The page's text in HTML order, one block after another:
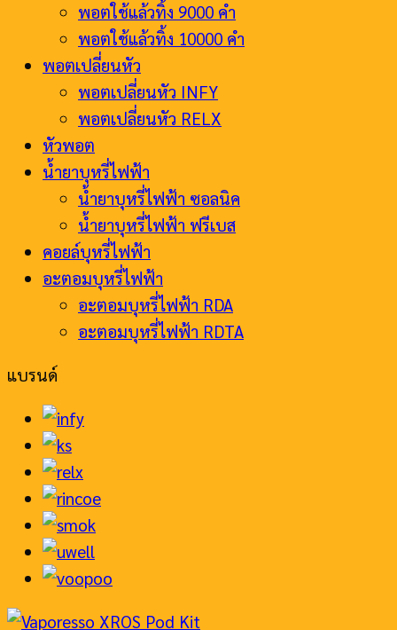
พอตใช้แล้วทิ้ง 9000 คำ
พอตใช้แล้วทิ้ง 10000 คำ
พอตเปลี่ยนหัว
พอตเปลี่ยนหัว INFY
พอตเปลี่ยนหัว RELX
หัวพอต
น้ำยาบุหรี่ไฟฟ้า
น้ำยาบุหรี่ไฟฟ้า ซอลนิค
น้ำยาบุหรี่ไฟฟ้า ฟรีเบส
คอยล์บุหรี่ไฟฟ้า
อะตอมบุหรี่ไฟฟ้า
อะตอมบุหรี่ไฟฟ้า RDA
อะตอมบุหรี่ไฟฟ้า RDTA
แบรนด์